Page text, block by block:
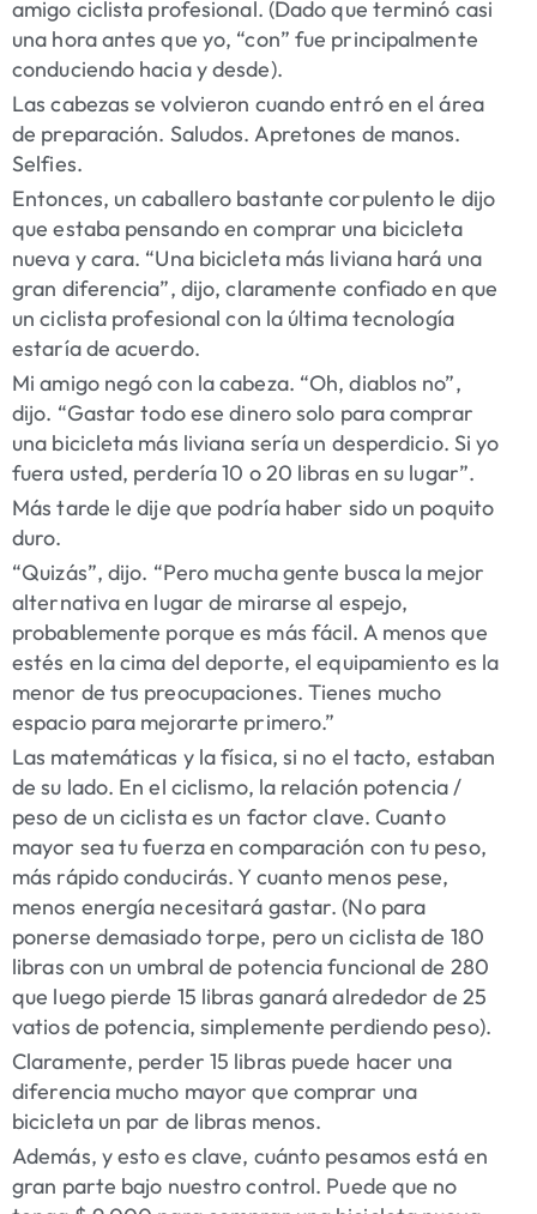
amigo ciclista profesional. (Dado que terminó casi
una hora antes que yo, “con” fue principalmente
conduciendo hacia y desde).
Las cabezas se volvieron cuando entró en el área
de preparación. Saludos. Apretones de manos.
Selfies.
Entonces, un caballero bastante corpulento le dijo
que estaba pensando en comprar una bicicleta
nueva y cara. “Una bicicleta más liviana hará una
gran diferencia”, dijo, claramente confiado en que
un ciclista profesional con la última tecnología
estaría de acuerdo.
Mi amigo negó con la cabeza. “Oh, diablos no”,
dijo. “Gastar todo ese dinero solo para comprar
una bicicleta más liviana sería un desperdicio. Si yo
fuera usted, perdería 10 o 20 libras en su lugar”.
Más tarde le dije que podría haber sido un poquito
duro.
“Quizás”, dijo. “Pero mucha gente busca la mejor
alternativa en lugar de mirarse al espejo,
probablemente porque es más fácil. A menos que
estés en la cima del deporte, el equipamiento es la
menor de tus preocupaciones. Tienes mucho
espacio para mejorarte primero.”
Las matemáticas y la física, si no el tacto, estaban
de su lado. En el ciclismo, la relación potencia /
peso de un ciclista es un factor clave. Cuanto
mayor sea tu fuerza en comparación con tu peso,
más rápido conducirás. Y cuanto menos pese,
menos energía necesitará gastar. (No para
ponerse demasiado torpe, pero un ciclista de 180
libras con un umbral de potencia funcional de 280
que luego pierde 15 libras ganará alrededor de 25
vatios de potencia, simplemente perdiendo peso).
Claramente, perder 15 libras puede hacer una
diferencia mucho mayor que comprar una
bicicleta un par de libras menos.
Además, y esto es clave, cuánto pesamos está en
gran parte bajo nuestro control. Puede que no